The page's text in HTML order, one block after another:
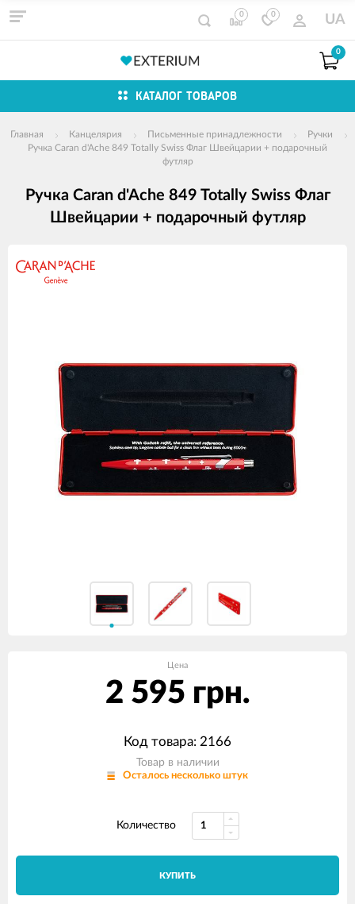
0 0 UA
0
КАТАЛОГ ТОВАРОВ
Главная Канцелярия Письменные принадлежности
Ручки
Ручка Caran d'Ache 849 Totally Swiss Флаг Швейцарии + подарочный
футляр
Ручка Caran d'Ache 849 Totally Swiss Флаг
Швейцарии + подарочный футляр
Изображения
товаров
Цена
2 595 грн.
Код товара: 2166
Товар в наличии
Осталось несколько штук
Количество
КУПИТЬ